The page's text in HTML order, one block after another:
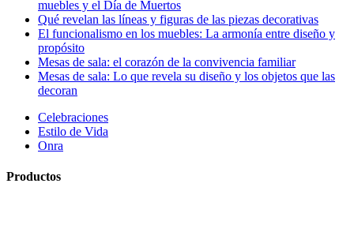
muebles y el Día de Muertos
Qué revelan las líneas y figuras de las piezas decorativas
El funcionalismo en los muebles: La armonía entre diseño y
propósito
Mesas de sala: el corazón de la convivencia familiar
Mesas de sala: Lo que revela su diseño y los objetos que las
decoran
Celebraciones
Estilo de Vida
Onra
Productos